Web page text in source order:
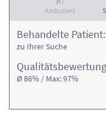
Ambulant
Qualitäts­bewertung
Ø 86% / Max: 97%
Behandelte
zu Ihrer Suche